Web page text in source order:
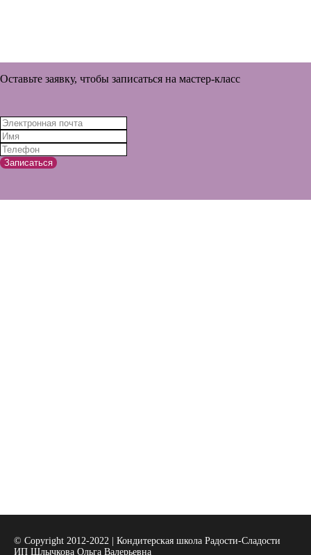
Оставьте заявку, чтобы записаться на мастер-класс
Записаться
© Copyright 2012-2022 | Кондитерская школа Радости-Сладости
ИП Шлычкова Ольга Валерьевна